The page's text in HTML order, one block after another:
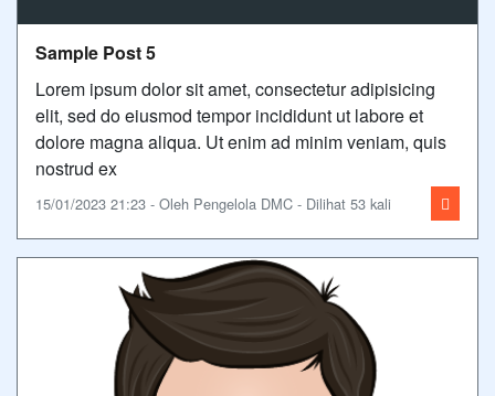
Sample Post 5
Lorem ipsum dolor sit amet, consectetur adipisicing
elit, sed do eiusmod tempor incididunt ut labore et
dolore magna aliqua. Ut enim ad minim veniam, quis
nostrud ex
15/01/2023 21:23 - Oleh Pengelola DMC - Dilihat 53 kali